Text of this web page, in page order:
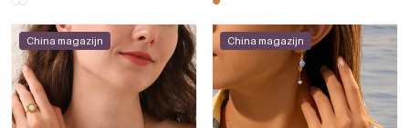
China magazijn China magazijn